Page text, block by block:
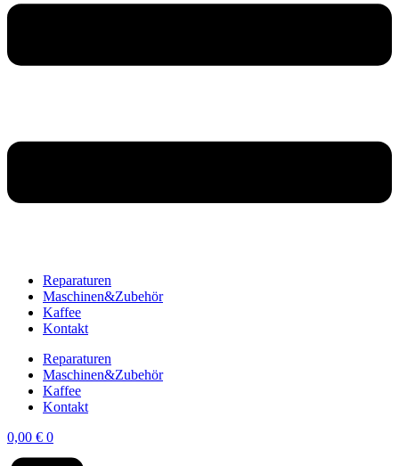
Reparaturen
Maschinen&Zubehör
Kaffee
Kontakt
Reparaturen
Maschinen&Zubehör
Kaffee
Kontakt
0,00 € 0